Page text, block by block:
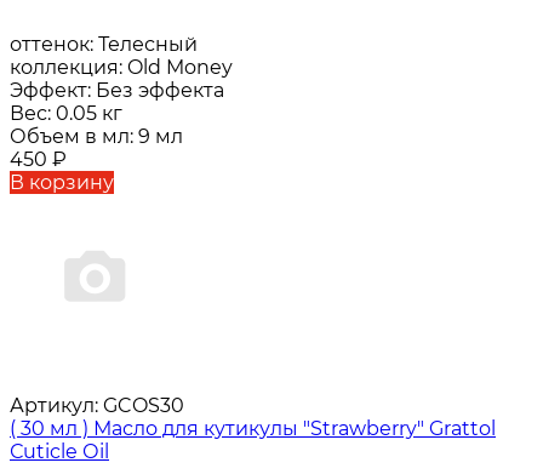
оттенок: Телесный
коллекция: Old Money
Эффект: Без эффекта
Вес: 0.05 кг
Объем в мл: 9 мл
450 ₽
В корзину
Артикул: GCOS30
( 30 мл ) Масло для кутикулы "Strawberry" Grattol
Сuticle Оil